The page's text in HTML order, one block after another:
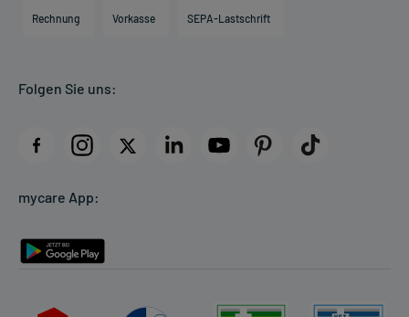
Direktabrechnung PKV
AGB
Datenschutz
Rückgabe/Widerruf
Rechnung Vorkasse SEPA-Lastschrift
Folgen Sie uns:
mycare App: